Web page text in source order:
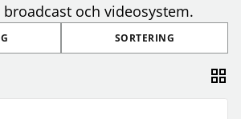
och videosystem.
SORTERING